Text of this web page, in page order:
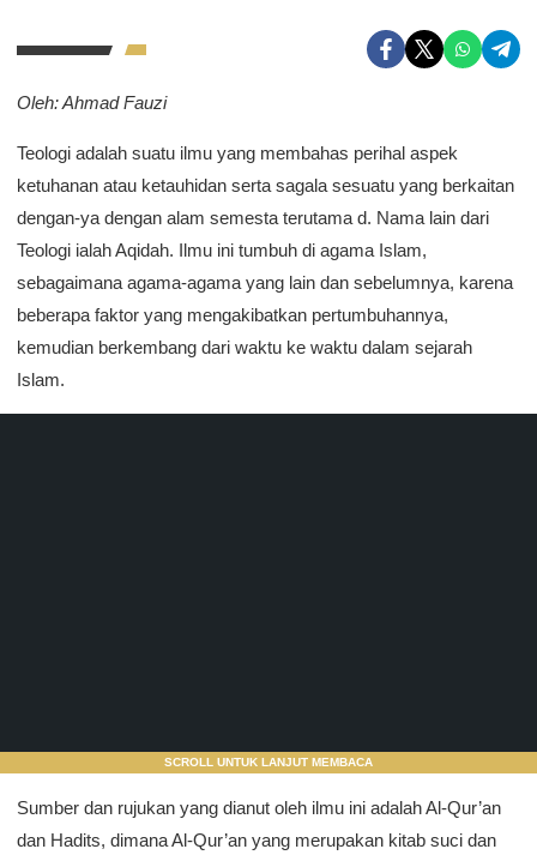
Oleh: Ahmad Fauzi
Teologi adalah suatu ilmu yang membahas perihal aspek
ketuhanan atau ketauhidan serta sagala sesuatu yang berkaitan
dengan-ya dengan alam semesta terutama d. Nama lain dari
Teologi ialah Aqidah. Ilmu ini tumbuh di agama Islam,
sebagaimana agama-agama yang lain dan sebelumnya, karena
beberapa faktor yang mengakibatkan pertumbuhannya,
kemudian berkembang dari waktu ke waktu dalam sejarah
Islam.
SCROLL UNTUK LANJUT MEMBACA
Sumber dan rujukan yang dianut oleh ilmu ini adalah Al-Qur’an
dan Hadits, dimana Al-Qur’an yang merupakan kitab suci dan